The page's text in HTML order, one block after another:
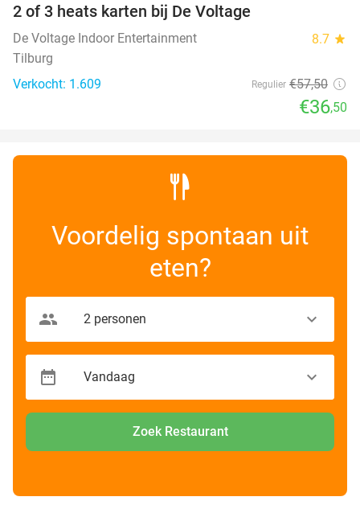
2 of 3 heats karten bij De Voltage
De Voltage Indoor Entertainment 8.7 star
Tilburg
Verkocht: 1.609
Regulier €57,50
€36,50
Voordelig spontaan uit
eten?
Zoek Restaurant